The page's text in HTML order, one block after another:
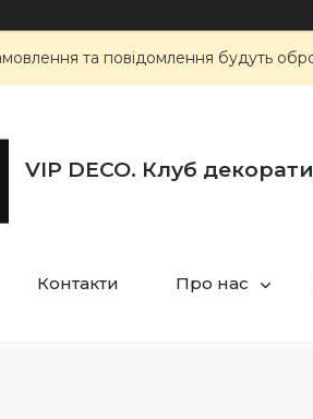
та повідомлення будуть
VIP DECO. Клуб
Контакти Про нас